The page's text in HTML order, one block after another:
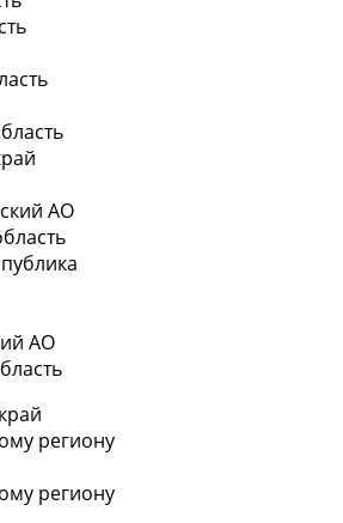
АО
АО
региону
региону